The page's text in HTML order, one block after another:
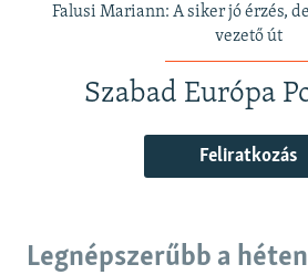
Falusi Mariann: A siker jó érzés,
vezető út
Szabad Európa
Feliratkozás
Legnépszerűbb a héten